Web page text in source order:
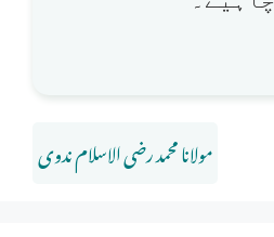
مولانا محمد رضی الاسلام ندوی